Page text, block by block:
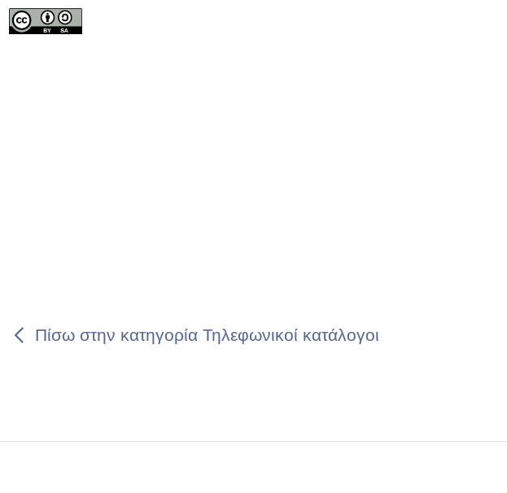
Πίσω στην κατηγορία Τηλεφωνικοί κατάλογοι